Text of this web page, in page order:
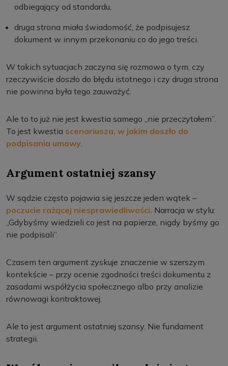
odbiegający od standardu,
druga strona miała świadomość, że podpisujesz
dokument w innym przekonaniu co do jego treści.
W takich sytuacjach zaczyna się rozmowa o tym, czy
rzeczywiście doszło do błędu istotnego i czy druga strona
nie powinna była tego zauważyć.
Ale to to już nie jest kwestia samego „nie przeczytałem”.
To jest kwestia scenariusza, w jakim doszło do
podpisania umowy.
Argument ostatniej szansy
W sądzie często pojawia się jeszcze jeden wątek –
poczucie rażącej niesprawiedliwości. Narracja w stylu:
„Gdybyśmy wiedzieli co jest na papierze, nigdy byśmy go
nie podpisali”.
Czasem ten argument zyskuje znaczenie w szerszym
kontekście – przy ocenie zgodności treści dokumentu z
zasadami współżycia społecznego albo przy analizie
równowagi kontraktowej.
Ale to jest argument ostatniej szansy. Nie fundament
strategii.